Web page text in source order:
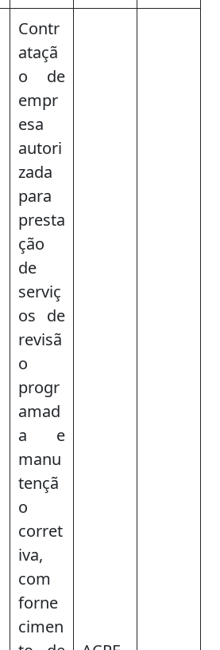
Contr
ataçã
o de
empr
esa
autori
zada
para
presta
ção
de
serviç
os de
revisã
o
progr
amad
a e
manu
tençã
o
corret
iva,
com
forne
cimen